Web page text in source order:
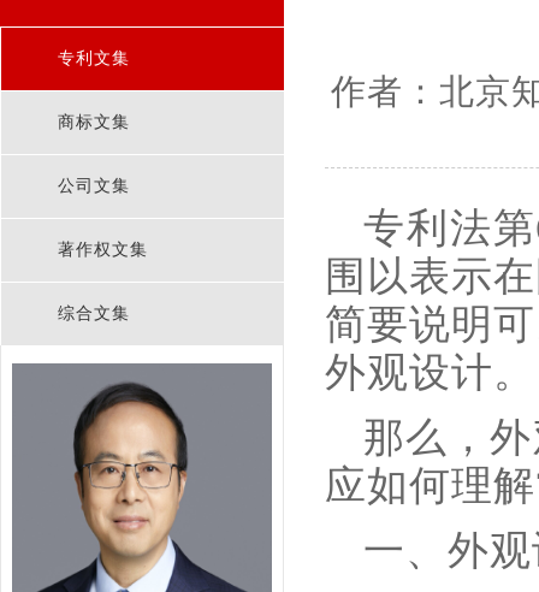
专利文集
商标文集
公司文集
著作权文集
综合文集
作者：北京
专利法
围以表示
简要说明
外观设计。
那么，
应如何理
一、外